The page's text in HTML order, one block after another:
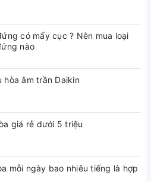
có mấy cục ? Nên mua loại
nào
hòa âm trần Daikin
giá rẻ dưới 5 triệu
mỗi ngày bao nhiêu tiếng là hợp